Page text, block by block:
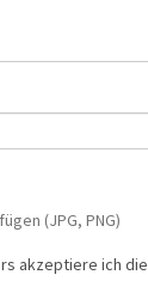
(JPG, PNG)
akzeptiere ich die